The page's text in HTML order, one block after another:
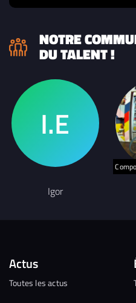
NOTRE
DU TALENT !
Igor
Actus
Toutes les actus